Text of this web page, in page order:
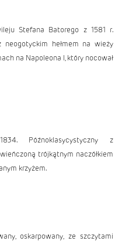
Stefana Batorego z 1581 r.
hełmem na wieży
na Napoleona I, który nocował
Późnoklasycystyczny z
trójkątnym naczółkiem
krzyżem.
oskarpowany, ze szczytami